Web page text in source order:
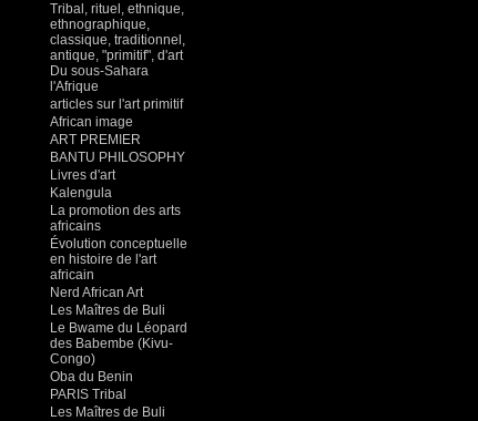
Tribal, rituel, ethnique,
ethnographique,
classique, traditionnel,
antique, "primitif", d'art
Du sous-Sahara
l'Afrique
articles sur l'art primitif
African image
ART PREMIER
BANTU PHILOSOPHY
Livres d'art
Kalengula
La promotion des arts
africains
Évolution conceptuelle
en histoire de l'art
africain
Nerd African Art
Les Maîtres de Buli
Le Bwame du Léopard
des Babembe (Kivu-
Congo)
Oba du Benin
PARIS Tribal
Les Maîtres de Buli